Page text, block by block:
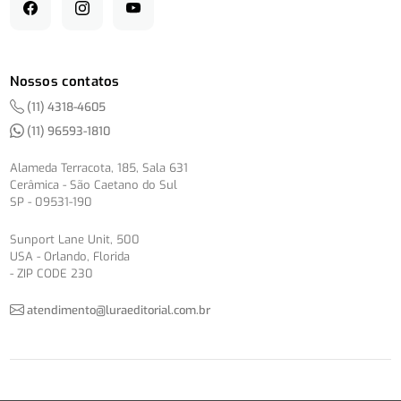
Nossos contatos
(11) 4318-4605
(11) 96593-1810
Alameda Terracota, 185, Sala 631
Cerâmica - São Caetano do Sul
SP - 09531-190
Sunport Lane Unit, 500
USA - Orlando, Florida
- ZIP CODE 230
atendimento@luraeditorial.com.br